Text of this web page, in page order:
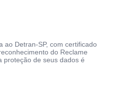
ao Detran-SP, com certificado
do Reclame
proteção de seus dados é